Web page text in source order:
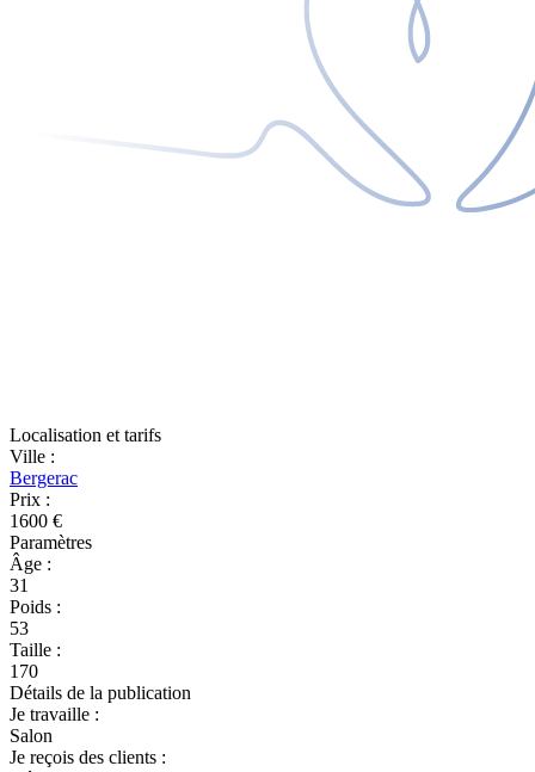
Localisation et tarifs
Ville :
Bergerac
Prix :
1600 €
Paramètres
Âge :
31
Poids :
53
Taille :
170
Détails de la publication
Je travaille :
Salon
Je reçois des clients :